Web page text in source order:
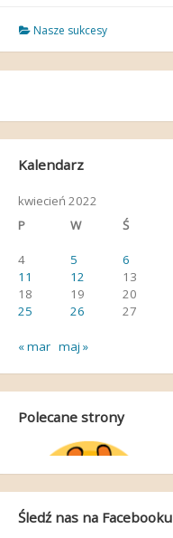
Nasze sukcesy
Kalendarz
kwiecień 2022
P
W Ś
4
5 6
11
12 13
18
19 20
25
26 27
« mar maj »
Polecane strony
Śledź nas na Facebooku